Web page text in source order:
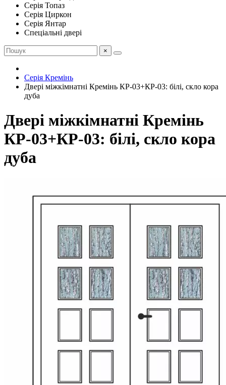
Серія Топаз
Серія Циркон
Серія Янтар
Спеціальні двері
×
Серія Кремінь
Двері міжкімнатні Кремінь КР-03+КР-03: білі, скло кора
дуба
Двері міжкімнатні Кремінь
КР-03+КР-03: білі, скло кора
дуба